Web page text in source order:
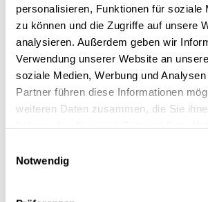
personalisieren, Funktionen für soziale
zu können und die Zugriffe auf unsere
analysieren. Außerdem geben wir
Verwendung unserer Website an
soziale Medien, Werbung und
Partner führen diese Informationen
weiteren Daten zusammen, die Sie
Notwendig
comma
Damen Langarmshirt
39,99 €